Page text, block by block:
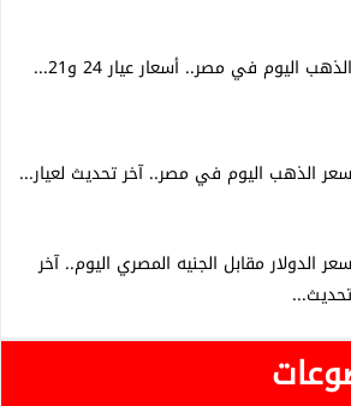
الذهب اليوم في مصر.. أسعار عيار 24 و21...
سعر الذهب اليوم في مصر.. آخر تحديث لعيار...
سعر الدولار مقابل الجنيه المصري اليوم.. آخر
تحديث...